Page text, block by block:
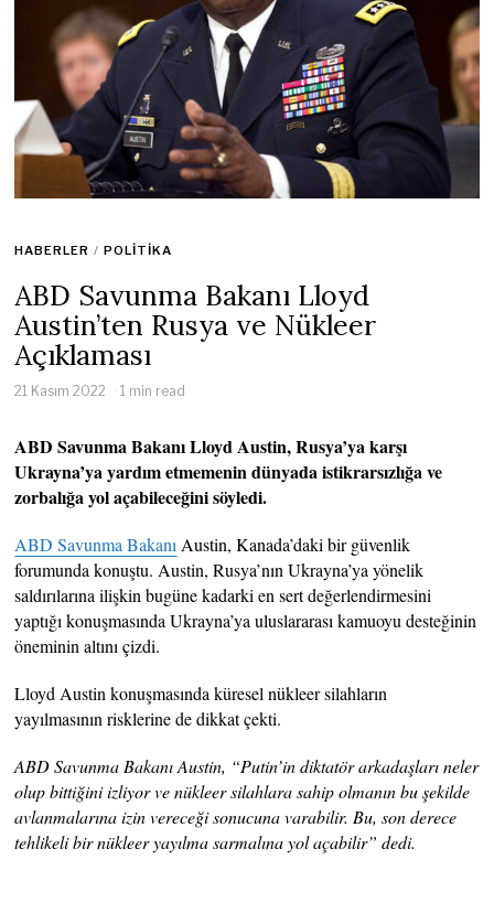
HABERLER / POLITIKA
ABD Savunma Bakanı Lloyd
Austin’ten Rusya ve Nükleer
Açıklaması
21 Kasım 2022 1 min read
ABD Savunma Bakanı Lloyd Austin, Rusya’ya karşı
Ukrayna’ya yardım etmemenin dünyada istikrarsızlığa ve
zorbalığa yol açabileceğini söyledi.
ABD Savunma Bakanı Austin, Kanada’daki bir güvenlik
forumunda konuştu. Austin, Rusya’nın Ukrayna’ya yönelik
saldırılarına ilişkin bugüne kadarki en sert değerlendirmesini
yaptığı konuşmasında Ukrayna’ya uluslararası kamuoyu desteğinin
öneminin altını çizdi.
Lloyd Austin konuşmasında küresel nükleer silahların
yayılmasının risklerine de dikkat çekti.
ABD Savunma Bakanı Austin, “Putin’in diktatör arkadaşları neler
olup bittiğini izliyor ve nükleer silahlara sahip olmanın bu şekilde
avlanmalarına izin vereceği sonucuna varabilir. Bu, son derece
tehlikeli bir nükleer yayılma sarmalına yol açabilir” dedi.